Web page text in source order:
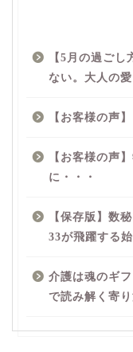
【5月の過ご
ない。大人の
【お客様の声
【お客様の声
に・・・
【保存版】数
33が飛躍する
介護は魂のギ
で読み解く寄